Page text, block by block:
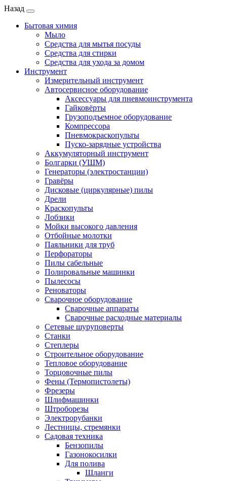
Назад
Бытовая химия
Мыло
Средства для мытья посуды
Средства для стирки
Средства для ухода за домом
Инструмент
Измерительный инструмент
Автосервисное оборудование
Аксессуары для пневмоинструмента
Гайковёрты
Грузоподъемное оборудование
Компрессора
Пневмокраскопульты
Пуско-зарядные устройства
Аккумуляторный инструмент
Болгарки (УШМ)
Генераторы (электростанции)
Гравёры
Дисковые (циркулярные) пилы
Дрели
Краскопульты
Лобзики
Мойки высокого давления
Отбойные молотки
Паяльники для труб
Перфораторы
Пилы сабельные
Полировальные машинки
Пылесосы
Реноваторы
Сварочное оборудование
Сварочные аппараты
Сварочные расходные материалы
Сетевые шуруповерты
Станки
Степлеры
Строительное оборудование
Тепловое оборудование
Торцовочные пилы
Фены (Термопистолеты)
Фрезеры
Шлифмашинки
Штроборезы
Электрорубанки
Лестницы, стремянки
Садовая техника
Бензопилы
Газонокосилки
Для полива
Шланги